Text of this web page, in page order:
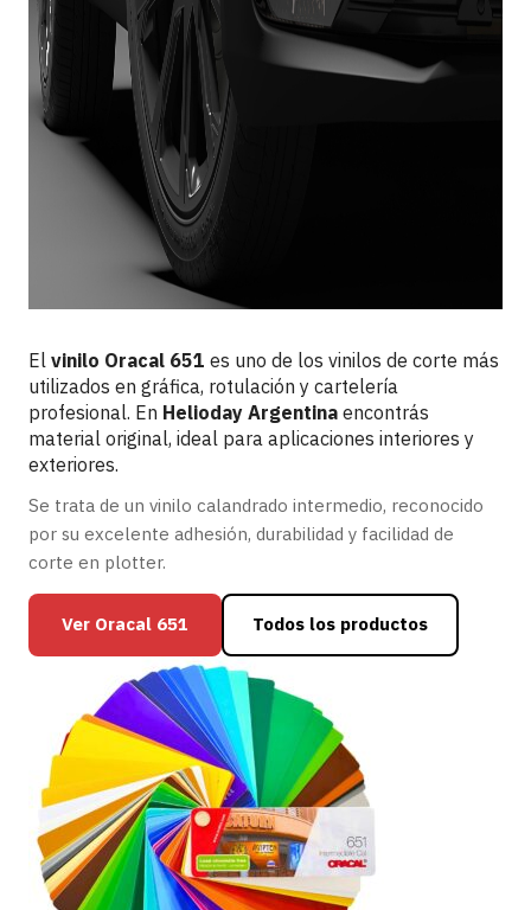
El vinilo Oracal 651 es uno de los vinilos de corte más
utilizados en gráfica, rotulación y cartelería
profesional. En Helioday Argentina encontrás
material original, ideal para aplicaciones interiores y
exteriores.
Se trata de un vinilo calandrado intermedio, reconocido
por su excelente adhesión, durabilidad y facilidad de
corte en plotter.
Ver Oracal 651 Todos los productos